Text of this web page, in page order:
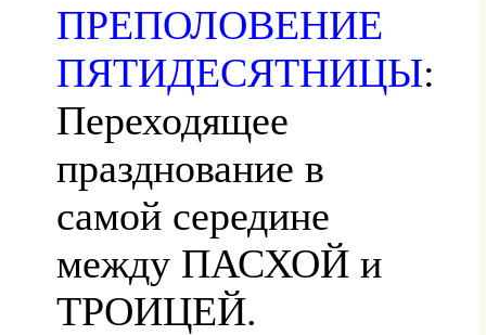
ПРЕПОЛОВЕНИЕ
ПЯТИДЕСЯТНИЦЫ:
Переходящее
празднование в
самой середине
между ПАСХОЙ и
ТРОИЦЕЙ.